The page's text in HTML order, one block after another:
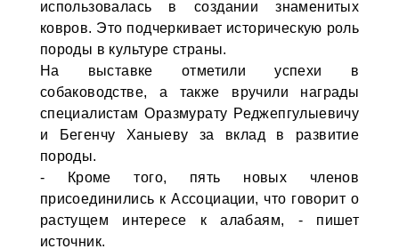
использовалась в создании знаменитых
ковров. Это подчеркивает историческую роль
породы в культуре страны.
На выставке отметили успехи в
собаководстве, а также вручили награды
специалистам Оразмурату Реджепгулыевичу
и Бегенчу Ханыеву за вклад в развитие
породы.
- Кроме того, пять новых членов
присоединились к Ассоциации, что говорит о
растущем интересе к алабаям, - пишет
источник.